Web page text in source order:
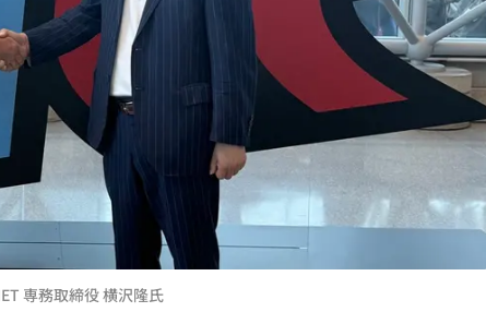
専務取締役 横沢隆氏